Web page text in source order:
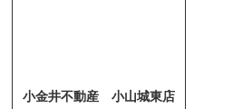
小金井不動産 小山城東店